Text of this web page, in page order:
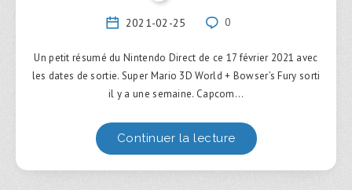
2021-02-25 0
Un petit résumé du Nintendo Direct de ce 17 février 2021 avec
les dates de sortie. Super Mario 3D World + Bowser’s Fury sorti
il y a une semaine. Capcom…
Continuer la lecture